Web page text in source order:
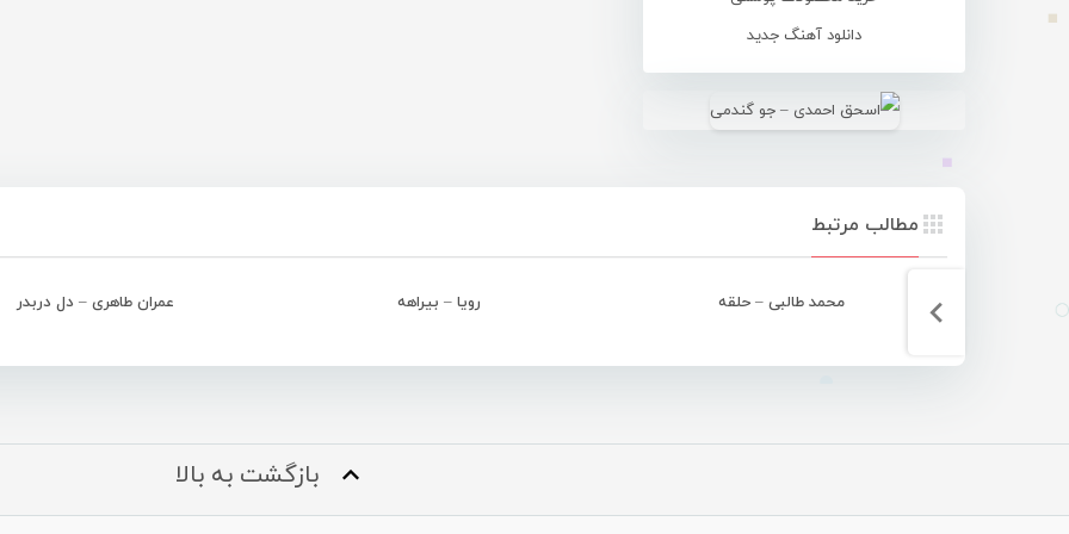
دانلود آهنگ جدید
مطالب مرتبط
محمد طالبی – حلقه رویا – بیراهه عمران طاهری – دل دربدر
بازگشت به بالا